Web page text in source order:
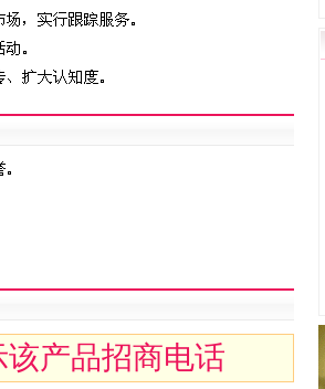
产品招商电话